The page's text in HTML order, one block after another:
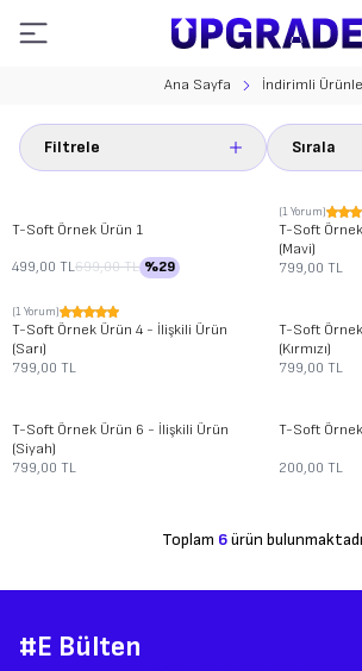
Ana Sayfa İndirimli
Filtrele Sırala
T-Soft Örnek Ürün 1
499,00 TL699,00TL %29
Yeni
(1 Yorum)
T-Soft
(Mavi)
799,00 TL
Yeni
(1 Yorum)
T-Soft Örnek Ürün 4 - İlişkili Ürün
(Sarı)
799,00 TL
T-Soft
(Kırmızı)
799,00 TL
T-Soft Örnek Ürün 6 - İlişkili Ürün
(Siyah)
799,00 TL
T-Soft
200,00 TL
Toplam 6ürün
#E Bülten